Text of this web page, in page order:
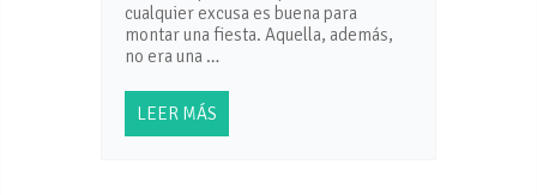
cualquier excusa es buena para
montar una fiesta. Aquella, además,
no era una …
LEER MÁS